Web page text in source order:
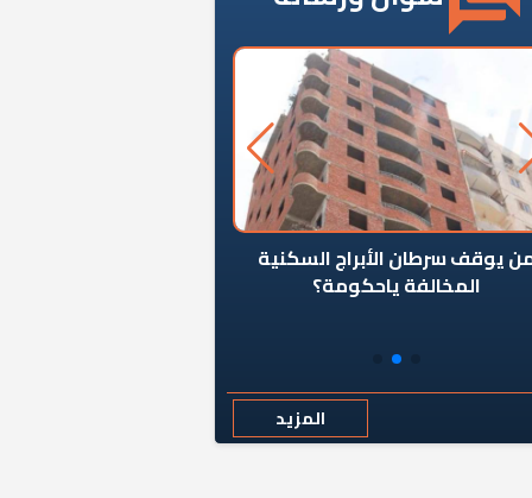
يوقف سرطان الأبراج السكنية
المخالفة ياحكومة؟
المزيد